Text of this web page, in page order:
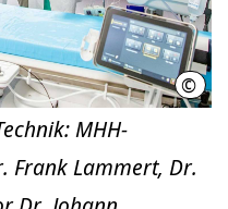
©
MHH-
Frank Lammert, Dr.